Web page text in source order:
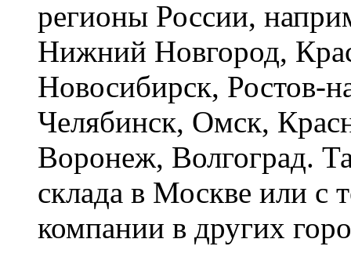
регионы России,
Нижний Новгород,
Новосибирск, Ростов-
Челябинск, Омск,
Воронеж, Волгоград.
склада в Москве или с
компании в других